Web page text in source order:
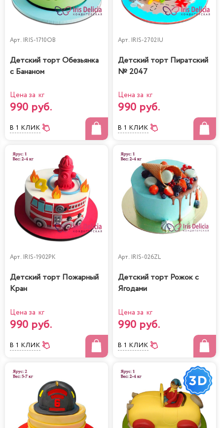
Арт. IRIS-1710OB
Детский торт Обезьянка
с Бананом
Цена за кг
990 руб.
В 1 КЛИК
Арт. IRIS-2702IU
Детский торт Пиратский
№ 2047
Цена за кг
990 руб.
В 1 КЛИК
Арт. IRIS-1902PK
Детский торт Пожарный
Кран
Цена за кг
990 руб.
В 1 КЛИК
Арт. IRIS-026ZL
Детский торт Рожок с
Ягодами
Цена за кг
990 руб.
В 1 КЛИК